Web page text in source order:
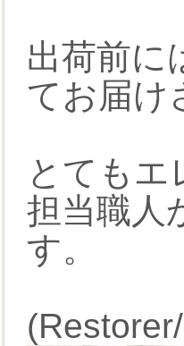
出荷前に
てお届け
とても
担当職人
す。